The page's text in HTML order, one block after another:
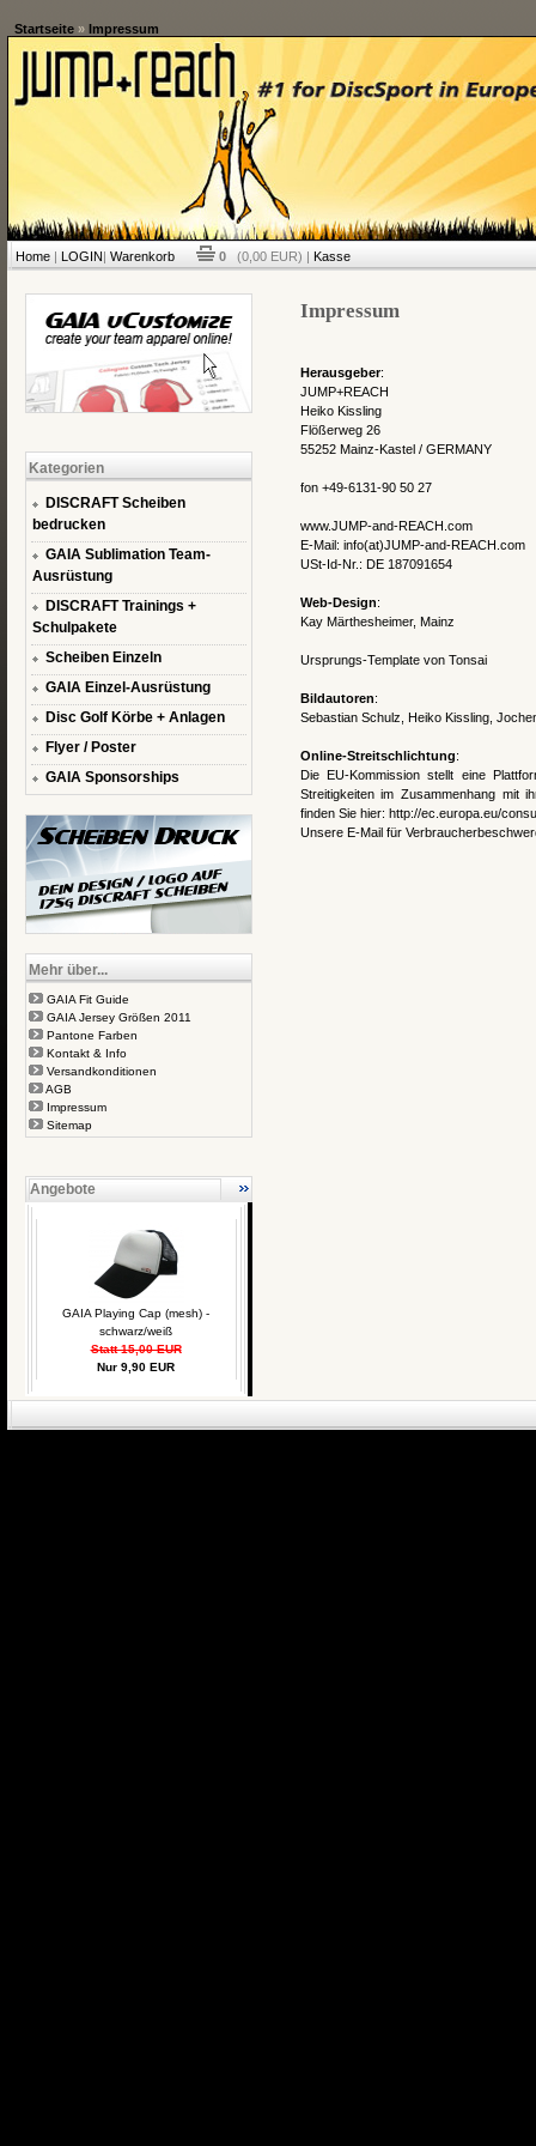
Startseite» Impressum
Home| LOGIN| Warenkorb 0 (0,00 EUR) | Kasse
Kategorien
DISCRAFT Scheiben
bedrucken
GAIA Sublimation Team-
Ausrüstung
DISCRAFT Trainings +
Schulpakete
Scheiben Einzeln
GAIA Einzel-Ausrüstung
Disc Golf Körbe + Anlagen
Flyer / Poster
GAIA Sponsorships
Mehr über...
GAIA Fit Guide
GAIA Jersey Größen 2011
Pantone Farben
Kontakt & Info
Versandkonditionen
AGB
Impressum
Sitemap
Angebote
GAIA Playing Cap (mesh) -
schwarz/weiß
Statt 15,00 EUR
Nur 9,90 EUR
Impressum
Herausgeber:
JUMP+REACH
Heiko Kissling
Flößerweg 26
55252 Mainz-Kastel / GERMANY
fon +49-6131-90 50 27
www.JUMP-and-REACH.com
E-Mail: info(at)JUMP-and-REACH.com
USt-Id-Nr.: DE 187091654
Web-Design:
Kay Märthesheimer, Mainz
Ursprungs-Template von Tonsai
Bildautoren:
Sebastian Schulz, Heiko Kissling,
Online-Streitschlichtung:
Die EU-Kommission stellt eine
Streitigkeiten im Zusammenhang mit
finden Sie hier: http://ec.europa.eu/
Unsere E-Mail für